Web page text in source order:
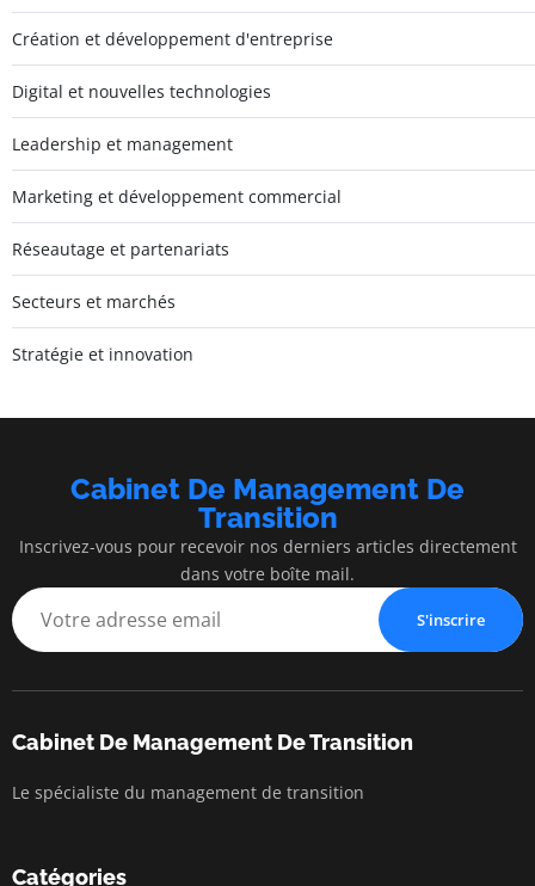
Création et développement d'entreprise
Digital et nouvelles technologies
Leadership et management
Marketing et développement commercial
Réseautage et partenariats
Secteurs et marchés
Stratégie et innovation
Cabinet De Management De
Transition
Inscrivez-vous pour recevoir nos derniers articles directement
dans votre boîte mail.
S'inscrire
Cabinet De Management De Transition
Le spécialiste du management de transition
Catégories